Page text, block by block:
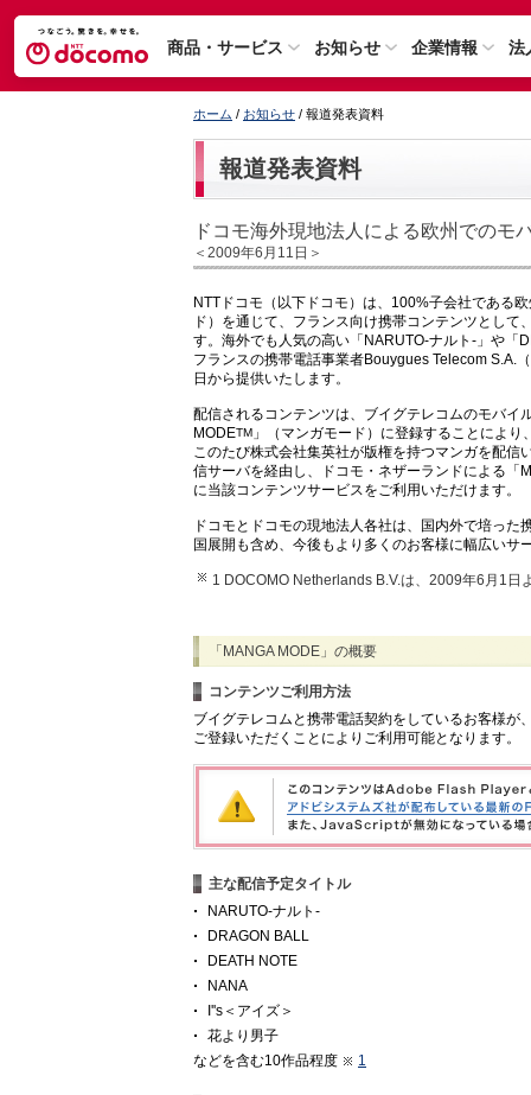
商品・サービス お知らせ 企業情報 法
ホーム / お知らせ / 報道発表資料
報道発表資料
ドコモ海外現地法人による欧州でのモ
＜2009年6月11日＞
NTTドコモ（以下ドコモ）は、100%子会社である
ド）を通じて、フランス向け携帯コンテンツとし
す。海外でも人気の高い「NARUTO-ナルト-」や「
フランスの携帯電話事業者Bouygues Telecom S.A.
日から提供いたします。
配信されるコンテンツは、ブイグテレコムのモバイ
MODETM 」（マンガモード）に登録することによ
このたび株式会社集英社が版権を持つマンガを配
信サーバを経由し、ドコモ・ネザーランドによる「
に当該コンテンツサービスをご利用いただけます。
ドコモとドコモの現地法人各社は、国内外で培っ
国展開も含め、今後もより多くのお客様に幅広いサ
1 DOCOMO Netherlands B.V.は、2009年6月1日
「MANGA MODE」の概要
コンテンツご利用方法
ブイグテレコムと携帯電話契約をしているお客様が
ご登録いただくことによりご利用可能となります。
主な配信予定タイトル
NARUTO-ナルト-
DRAGON BALL
DEATH NOTE
NANA
I''s＜アイズ＞
花より男子
などを含む10作品程度
1